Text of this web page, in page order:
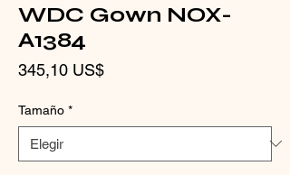
WDC Gown NOX-
A1384
345,10 US$Precio
Tamaño *